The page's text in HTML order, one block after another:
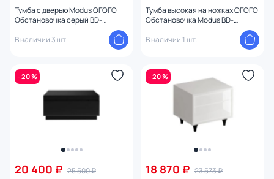
Тумба с дверью Modus ОГОГО
Обстановочка серый BD-
В наличии 3 шт.
Тумба высокая на ножках ОГОГО
Обстановочка Modus BD-
В наличии 1 шт.
- 20 %
20 400 ₽ 25 500 ₽
- 20 %
18 870 ₽ 23 573 ₽
Количество ножек
Цвет ножек
С ящиками
Высота (см)